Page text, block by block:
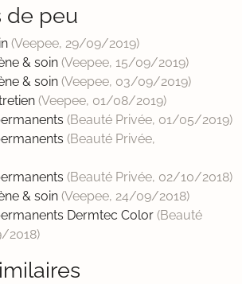
de peu
(Veepee, 29/09/2019)
& soin (Veepee, 15/09/2019)
& soin (Veepee, 03/09/2019)
(Veepee, 01/08/2019)
(Beauté Privée, 01/05/2019)
(Beauté Privée,
(Beauté Privée, 02/10/2018)
& soin (Veepee, 24/09/2018)
Dermtec Color (Beauté
2018)